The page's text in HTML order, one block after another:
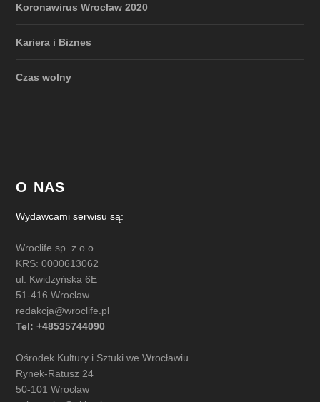
Koronawirus Wrocław 2020
Kariera i Biznes
Czas wolny
O NAS
Wydawcami serwisu są:
Wroclife sp. z o.o.
KRS: 0000613062
ul. Kwidzyńska 6E
51-416 Wrocław
redakcja@wroclife.pl
Tel: +48535744090
Ośrodek Kultury i Sztuki we Wrocławiu
Rynek-Ratusz 24
50-101 Wrocław